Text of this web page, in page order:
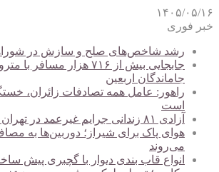
۱۴۰۵/۰۵/۱۶
خبر فوری
رشد شاخص‌های صلح و سازش در
جابجایی بیش از ۷۱۶ هزار
جاماندگان اربعین
راهور: عامل همه تصادفات زائران،
است
آزادی ۸۱ زندانی جرایم غیرعمد در تهران همزمان با اربعین
هوای پاک برای شیراز؛ دوربین‌ها به
می‌روند
انواع قاب بندی دیوار با گچبری پیش